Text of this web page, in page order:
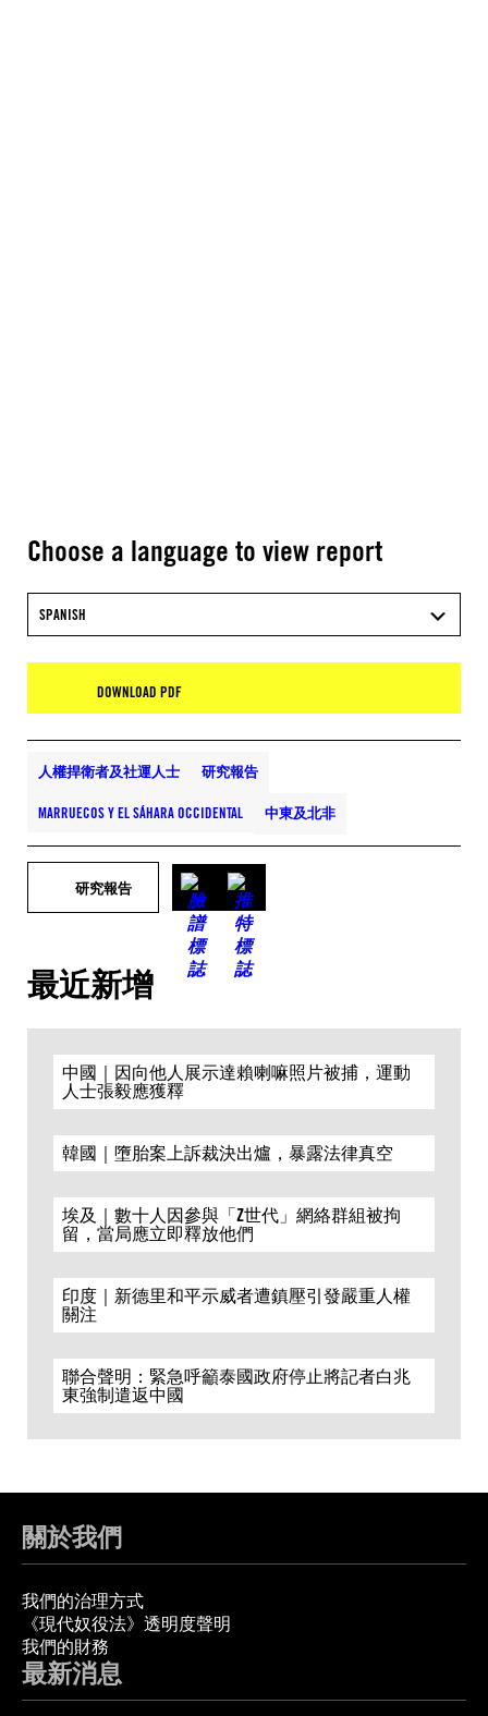
Choose a language to view report
SPANISH
DOWNLOAD PDF
人權捍衛者及社運人士 研究報告
MARRUECOS Y EL SÁHARA OCCIDENTAL 中東及北非
研究報告
最近新增
中國｜因向他人展示達賴喇嘛照片被捕，運動
人士張毅應獲釋
韓國｜墮胎案上訴裁決出爐，暴露法律真空
埃及｜數十人因參與「Z世代」網絡群組被拘
留，當局應立即釋放他們
印度｜新德里和平示威者遭鎮壓引發嚴重人權
關注
聯合聲明：緊急呼籲泰國政府停止將記者白兆
東強制遣返中國
關於我們
我們的治理方式
《現代奴役法》透明度聲明
我們的財務
最新消息